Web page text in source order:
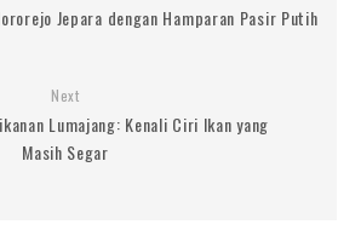
Jepara dengan Hamparan Pasir Putih
Next
Lumajang: Kenali Ciri Ikan yang
Masih Segar